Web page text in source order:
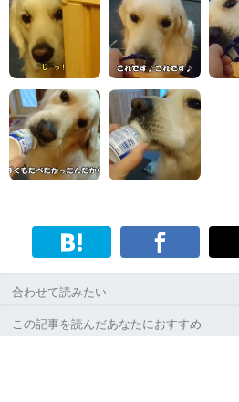
合わせて読みたい
この記事を読んだあなたにおすすめ